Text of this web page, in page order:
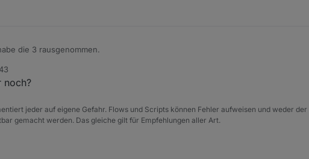
die 3 rausgenommen.
noch?
jeder auf eigene Gefahr. Flows und Scripts können Fehler aufweisen und weder der
gemacht werden. Das gleiche gilt für Empfehlungen aller Art.